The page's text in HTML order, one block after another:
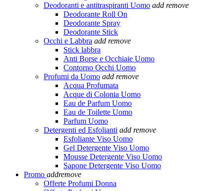
Deodoranti e antitraspiranti Uomo add remove
Deodorante Roll On
Deodorante Spray
Deodorante Stick
Occhi e Labbra add remove
Stick labbra
Anti Borse e Occhiaie Uomo
Contorno Occhi Uomo
Profumi da Uomo add remove
Acqua Profumata
Acque di Colonia Uomo
Eau de Parfum Uomo
Eau de Toilette Uomo
Parfum Uomo
Detergenti ed Esfolianti add remove
Esfoliante Viso Uomo
Gel Detergente Viso Uomo
Mousse Detergente Viso Uomo
Sapone Detergente Viso Uomo
Promo addremove
Offerte Profumi Donna